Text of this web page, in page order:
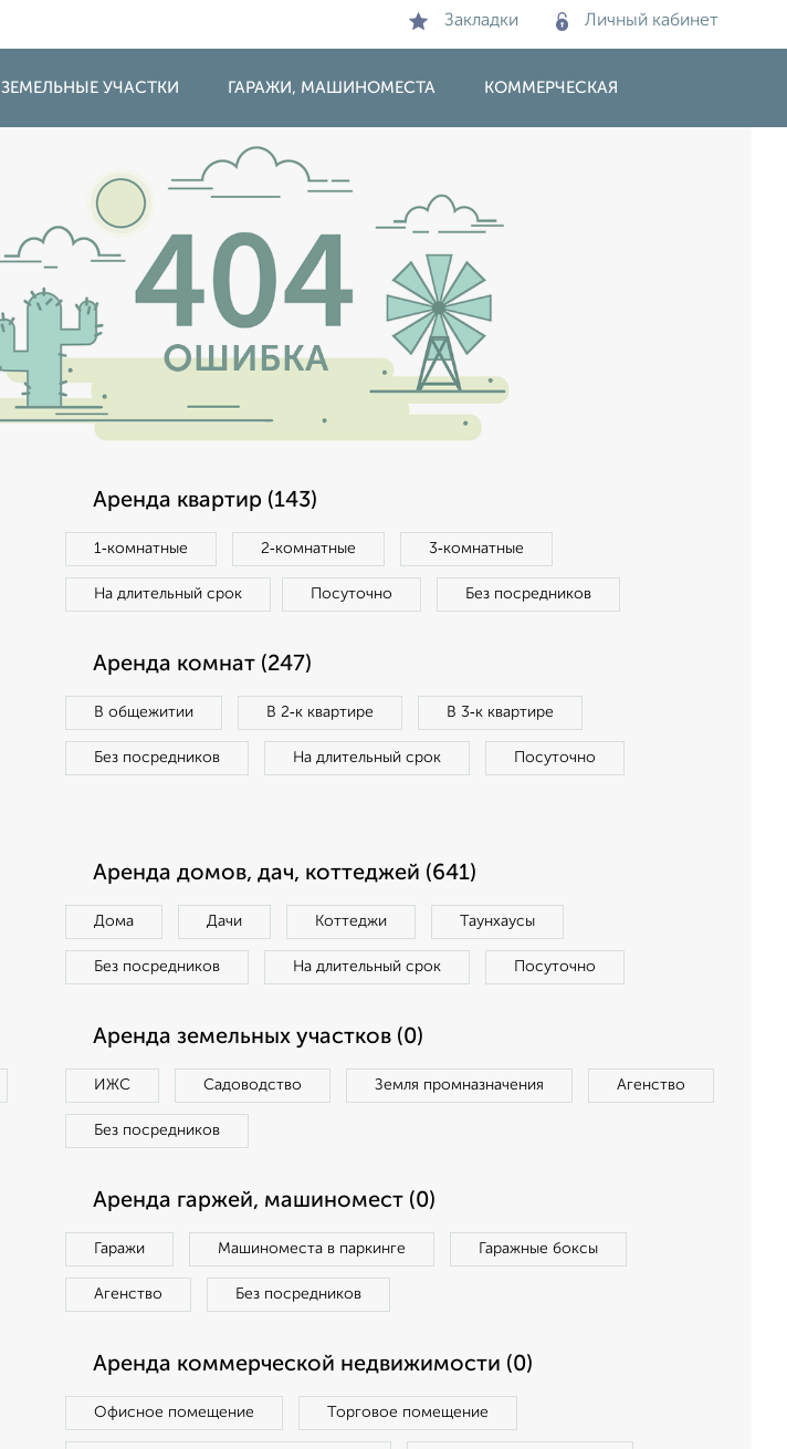
Закладки Личный кабинет
ЗЕМЕЛЬНЫЕ УЧАСТКИ ГАРАЖИ, МАШИНОМЕСТА КОММЕРЧЕСКАЯ
Аренда квартир (143)
1‑комнатные 2‑комнатные 3‑комнатные
На длительный срок Посуточно Без посредников
Аренда комнат (247)
В общежитии В 2‑к квартире В 3‑к квартире
Без посредников На длительный срок Посуточно
Аренда домов, дач, коттеджей (641)
Дома Дачи Коттеджи Таунхаусы
Без посредников На длительный срок Посуточно
Аренда земельных участков (0)
ИЖС Садоводство Земля промназначения Агенство
Без посредников
Аренда гаржей, машиномест (0)
Гаражи Машиноместа в паркинге Гаражные боксы
Агенство Без посредников
Аренда коммерческой недвижимости (0)
Офисное помещение Торговое помещение